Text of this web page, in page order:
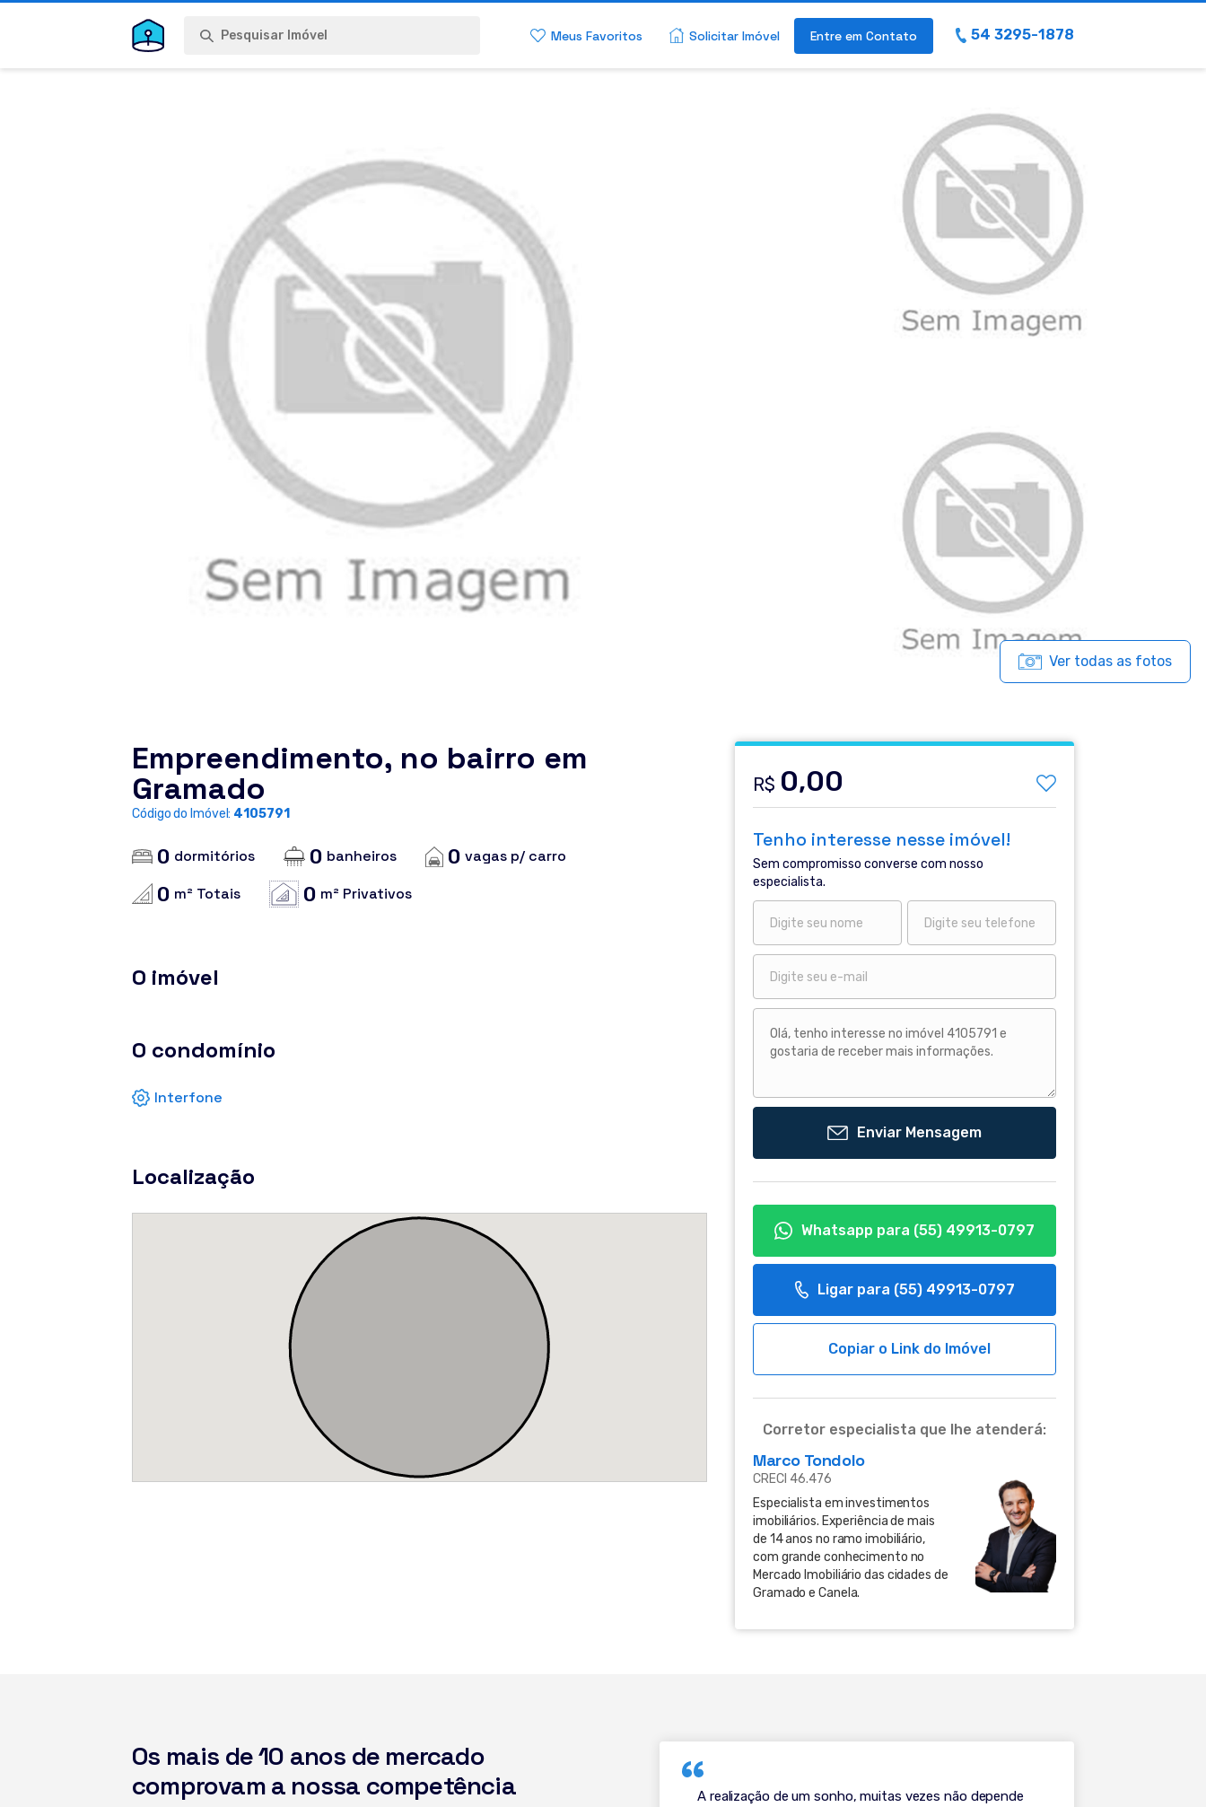
Pesquisar Imóvel Meus Favoritos Solicitar Imóvel Entre em Contato 54 3295-1878
Ver todas as fotos
Empreendimento, no bairro em
Gramado
Código do Imóvel: 4105791
0 dormitórios 0 banheiros 0 vagas p/ carro
0 m² Totais 0 m² Privativos
O imóvel
O condomínio
Interfone
Localização
R$ 0,00
Tenho interesse nesse imóvel!
Sem compromisso converse com nosso
especialista.
Enviar Mensagem
Whatsapp para (55) 49913-0797
Ligar para (55) 49913-0797
Copiar o Link do Imóvel
Corretor especialista que lhe atenderá:
Marco Tondolo
CRECI 46.476
Especialista em investimentos
imobiliários. Experiência de mais
de 14 anos no ramo imobiliário,
com grande conhecimento no
Mercado Imobiliário das cidades de
Gramado e Canela.
Os mais de 10 anos de mercado
comprovam a nossa competência
A realização de um sonho, muitas vezes não depende